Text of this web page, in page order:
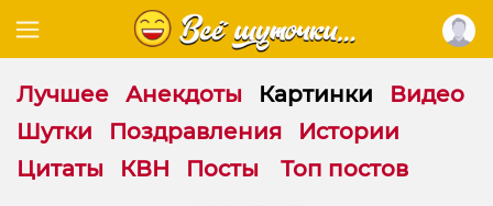
Лучшее Анекдоты Картинки
Видео
Шутки
Поздравления
Истории
Цитаты
КВН Посты Топ постов